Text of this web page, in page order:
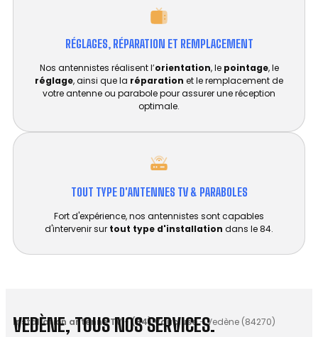
RÉGLAGES, RÉPARATION ET REMPLACEMENT​
Nos antennistes réalisent l’orientation, le pointage, le
réglage, ainsi que la réparation et le remplacement de
votre antenne ou parabole pour assurer une réception
optimale.
TOUT TYPE D'ANTENNES TV & PARABOLES
Fort d'expérience, nos antennistes sont capables
d'intervenir sur tout type d'installation dans le 84.
Installation antenne TV -(84) Vaucluse-Vedène (84270)
VEDÈNE, TOUS NOS SERVICES.